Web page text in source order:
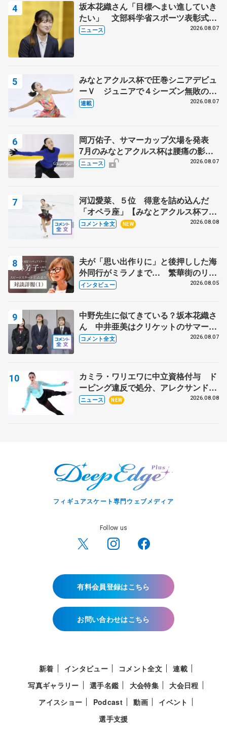
坂本花織さん「目標へまい進していき
たい」 文部科学省スポーツ表彰式で
代表謝辞
ニュース 2026.08.07
みなとアクルス杯で圧巻シニアデビュ
ーＶ ジュニアで４シーズン無敗の島
田麻央
連載 2026.08.07
岡万佑子、サマーカップ欠場を発表
7月のみなとアクルス杯は腰痛の影響
で
ニュース 2026.08.07
河辺愛菜、５位 得意を詰め込んだ
「オペラ座」【みなとアクルス杯フリ
ー】
コメント全文 NEW 2026.08.08
夫が「思い出作りに」と後押しした海
外同行がミラノまで… 繁華街のリン
クでは不良のお兄さんも味方に 小林
インタビュー 2026.08.05
中野先生に似てきている？坂本花織さ
ん 中井亜美はクリケットのサマーキ
ャンプに 島田麻央はたくさん試合に
コメント全文 2026.08.07
カミラ・ワリエワに中立資格付与 ド
ーピング違反で処分、アレクサンド
ラ・イグナトワも
ニュース NEW 2026.08.08
フィギュアスケート専門ウェブメディア
Follow us
有料会員登録はこちら
お問い合わせはこちら
新着 インタビュー コメント全文
連載
写真ギャラリー
選手名鑑 大会特集
大会日程
アイスショー
Podcast 動画
イベント
選手支援